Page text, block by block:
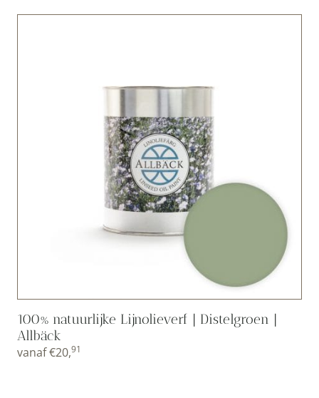
100% natuurlijke Lijnolieverf | Distelgroen |
Allbäck
vanaf€20,91